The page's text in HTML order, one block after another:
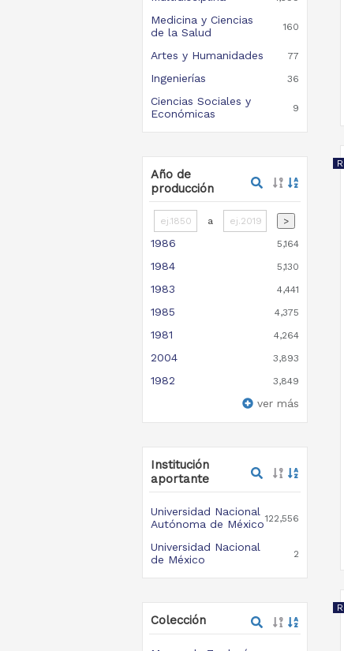
Medicina y Ciencias
de la Salud
160
Artes y Humanidades 77
Ingenierías 36
Ciencias Sociales y
Económicas
9
Año de
producción
a >
1986 5,164
1984 5,130
1983 4,441
1985 4,375
1981 4,264
2004 3,893
1982 3,849
ver más
Institución
aportante
Universidad Nacional
Autónoma de México122,556
Universidad Nacional
de México
2
Colección